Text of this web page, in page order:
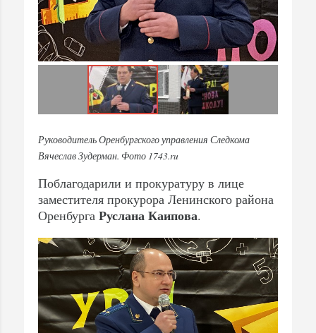
Руководитель Оренбургского управления Следкома
Вячеслав Зудерман. Фото 1743.ru
Поблагодарили и прокуратуру в лице
заместителя прокурора Ленинского района
Оренбурга Руслана Каипова.